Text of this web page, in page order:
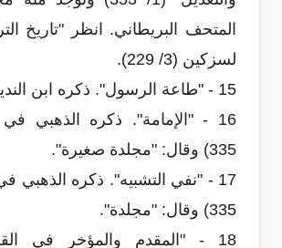
المتحف البريطاني. انظر "تاريخ
لسزكين (3/ 229).
15 - "طاعة الرسول". ذكره ابن النديم.
335) وقال: "مجلدة صغيرة".
335) وقال: "مجلدة".
18 - "المقدم والمؤخر في